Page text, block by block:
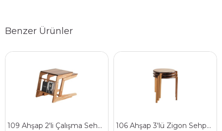
Benzer Ürünler
109 Ahşap 2'li Çalışma Sehpa Seti 106 Ahşap 3'lü Zigon Sehpa Seti